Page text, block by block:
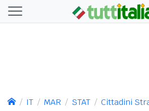
IT MAR STAT Cittadini